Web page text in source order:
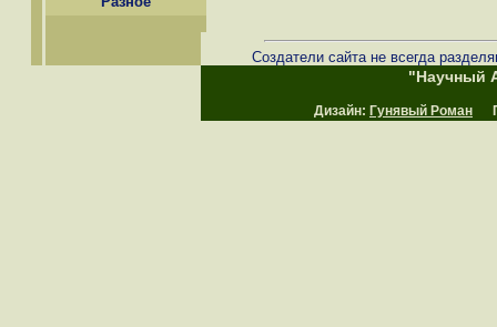
Создатели сайта не всегда
"Научный
Дизайн: Гунявый Роман